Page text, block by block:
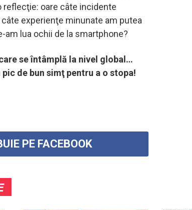
oare câte incidente
experienţe minunate am putea
am lua ochii de la smartphone?
se întâmplă la nivel global…
de bun simţ pentru a o stopa!
PE FACEBOOK